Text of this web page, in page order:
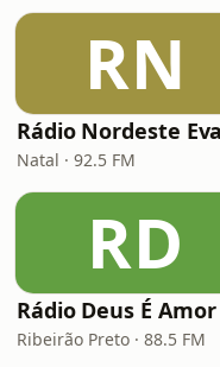
RN
Natal · 92.5 FM
RD
Ribeirão Preto · 88.5 FM